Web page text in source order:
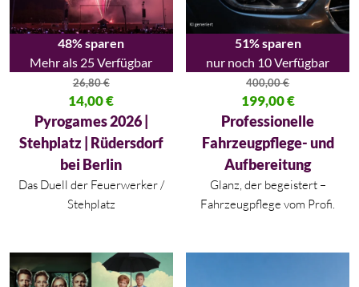
48% sparen
Mehr als 25 Verfügbar
26,80€
Ursprünglicher Preis war: 26,80 €
14,00€
Aktueller Preis ist: 14,00 €.
Pyrogames 2026 |
Stehplatz | Rüdersdorf
bei Berlin
Das Duell der Feuerwerker /
Stehplatz
51% sparen
nur noch 10 Verfügbar
400,00€
Ursprünglicher Preis war:
199,00€
Aktueller Preis ist: 199,00 €.
Professionelle
Fahrzeugpflege- und
Aufbereitung
Glanz, der begeistert –
Fahrzeugpflege vom Profi.